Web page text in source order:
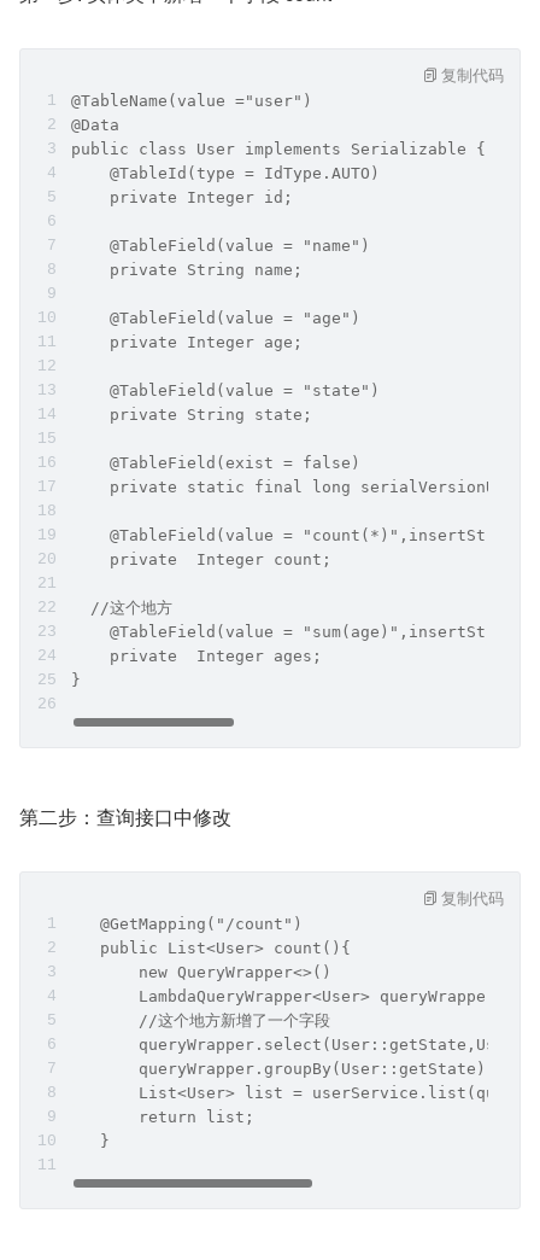
@TableName(value ="user")
@Data
public class User implements Serializable {
    @TableId(type = IdType.AUTO)
    private Integer id;
    @TableField(value = "name")
    private String name;
    @TableField(value = "age")
    private Integer age;
    @TableField(value = "state")
    private String state;
    @TableField(exist = false)
private static final long serialVersionUID =
@TableField(value =
    private  Integer count;
  //这个地方
@TableField(value =
    private  Integer ages;
}
复制代码
第二步：查询接口中修改
   @GetMapping("/count")
   public List<User> count(){
       new QueryWrapper<>()
LambdaQueryWrapper<User> queryWrapper =
       //这个地方新增了一个字段
       queryWrapper.groupBy(User::getState);
List<User> list =
       return list;
   }
复制代码